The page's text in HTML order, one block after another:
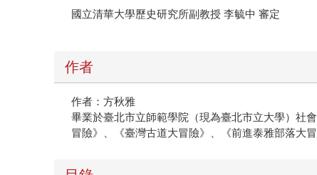
國立清華大學歷史研究所副教授 李毓中 審定
作者
作者：方秋雅
畢業於臺北市立師範學院（現為臺北市立大學）社
冒險》、《臺灣古道大冒險》、《前進泰雅部落大